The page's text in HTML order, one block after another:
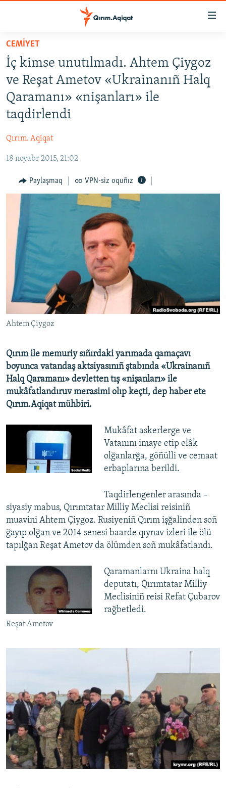
Esas
mündericege
qaytmaq
Baş
navigatsiyağa
qaytmaq
Qıdıruvğa
HABERLER
SİYASET
İQTİSADİYAT
CEMİYET
İNSAN AQLARI
VİDEO
SÜRET
BLOGLAR
FİKİR
Русский
Українською
QOŞULIÑIZ!
CEMİYET
İç kimse unutılmadı. Ahtem Çiygoz
ve Reşat Ametov «Ukrainanıñ Halq
Qaramanı» «nişanları» ile
taqdirlendi
Qırım. Aqiqat
18 noyabr 2015, 21:02
Paylaşmaq VPN-siz oquñız
Ahtem Çiygoz
Qırım ile memuriy sıñırdaki yarımada qamaçavı
boyunca vatandaş aktsiyasınıñ ştabında «Ukrainanıñ
Halq Qaramanı» devletten tış «nişanları» ile
mukâfatlandıruv merasimi olıp keçti, dep haber ete
Qırım.Aqiqat mühbiri.
Mukâfat askerlerge ve
Vatanını imaye etip elâk
olğanlarğa, göñülli ve cemaat
erbaplarına berildi.
Taqdirlengenler arasında –
siyasiy mabus, Qırımtatar Milliy Meclisi reisiniñ
muavini Ahtem Çiygoz. Rusiyeniñ Qırım işğalinden soñ
ğayıp olğan ve 2014 senesi baarde qıynav izleri ile ölü
tapılğan Reşat Ametov da ölümden soñ mukâfatlandı.
Reşat Ametov
Qaramanlarnı Ukraina halq
deputatı, Qırımtatar Milliy
Meclisiniñ reisi Refat Çubarov
rağbetledi.